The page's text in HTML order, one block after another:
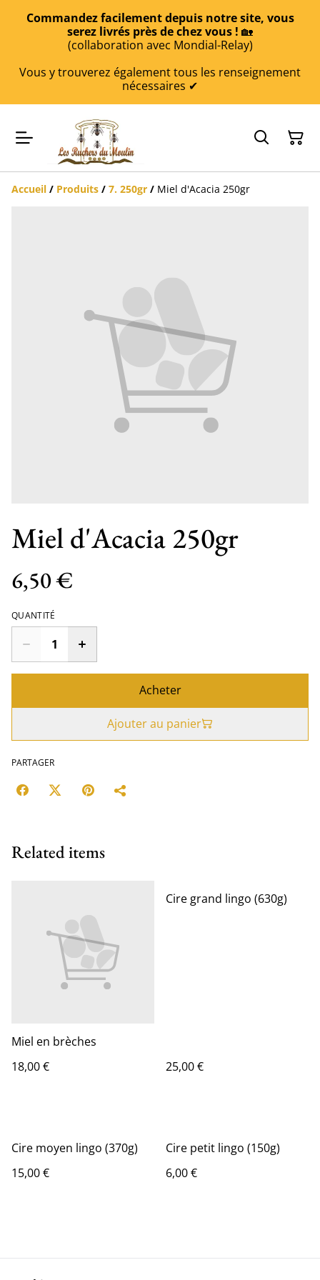
Commandez facilement depuis notre site, vous
serez livrés près de chez vous ! 🏡
(collaboration avec Mondial-Relay)
Vous y trouverez également tous les renseignement
nécessaires ✔
Accueil / Produits / 7. 250gr / Miel d'Acacia 250gr
Miel d'Acacia 250gr
6,50 €
QUANTITÉ
Acheter
Ajouter au panier
PARTAGER
Related items
Miel en brèches
18,00 €
Cire grand lingo (630g)
25,00 €
Cire moyen lingo (370g)
15,00 €
Cire petit lingo (150g)
6,00 €